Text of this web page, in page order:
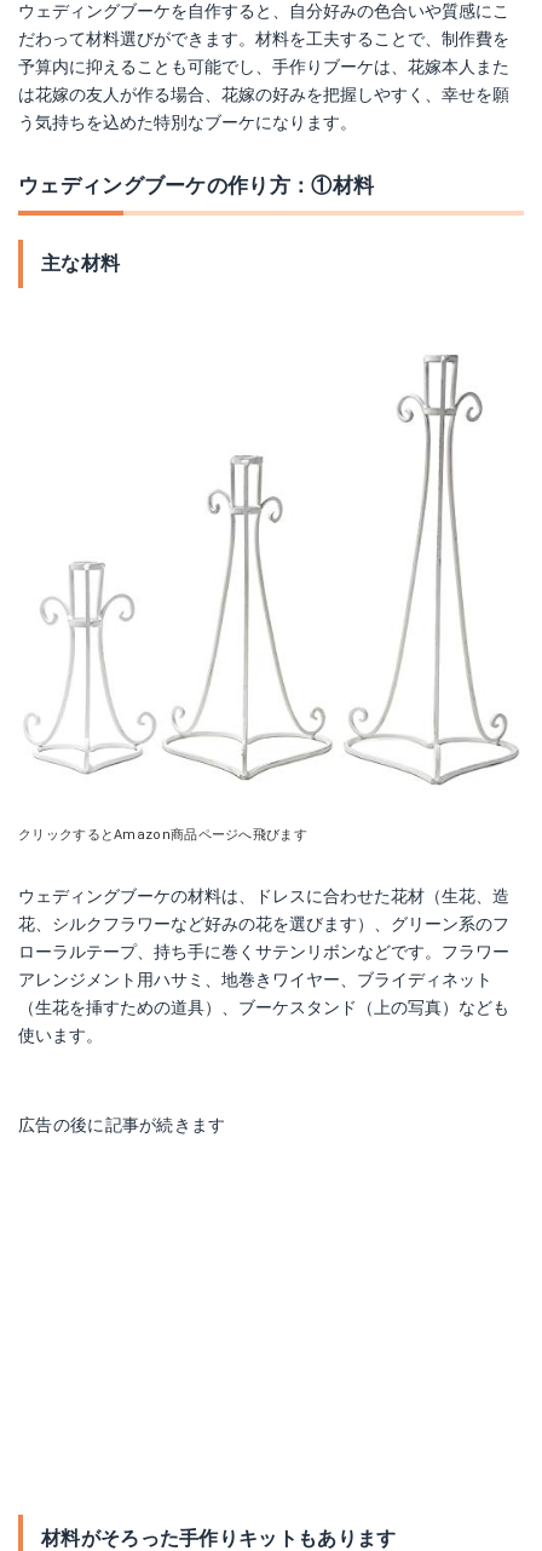
ウェディングブーケを自作すると、自分好みの色合いや質感にこ
だわって材料選びができます。材料を工夫することで、制作費を
予算内に抑えることも可能でし、手作りブーケは、花嫁本人また
は花嫁の友人が作る場合、花嫁の好みを把握しやすく、幸せを願
う気持ちを込めた特別なブーケになります。
ウェディングブーケの作り方：①材料
主な材料
クリックするとAmazon商品ページへ飛びます
ウェディングブーケの材料は、ドレスに合わせた花材（生花、造
花、シルクフラワーなど好みの花を選びます）、グリーン系のフ
ローラルテープ、持ち手に巻くサテンリボンなどです。フラワー
アレンジメント用ハサミ、地巻きワイヤー、ブライディネット
（生花を挿すための道具）、ブーケスタンド（上の写真）なども
使います。
広告の後に記事が続きます
材料がそろった手作りキットもあります